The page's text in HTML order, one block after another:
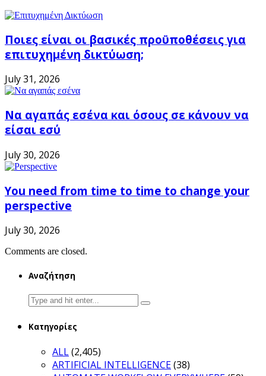
Ποιες είναι οι βασικές προϋποθέσεις για
επιτυχημένη δικτύωση;
July 31, 2026
Να αγαπάς εσένα και όσους σε κάνουν να
είσαι εσύ
July 30, 2026
You need from time to time to change your
perspective
July 30, 2026
Comments are closed.
Αναζήτηση
Search
for:
Κατηγορίες
ALL(2,405)
ARTIFICIAL INTELLIGENCE(38)